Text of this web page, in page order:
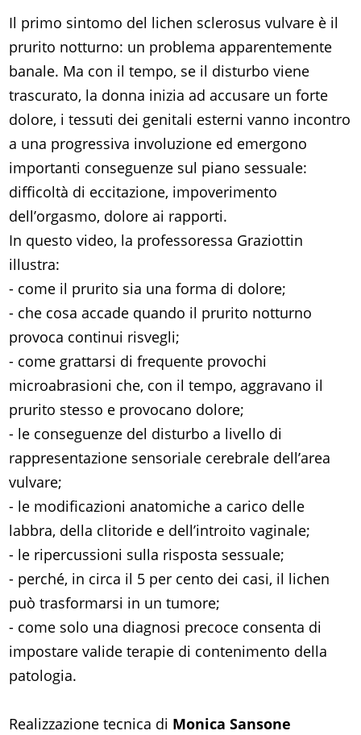
Il primo sintomo del lichen sclerosus vulvare è il
prurito notturno: un problema apparentemente
banale. Ma con il tempo, se il disturbo viene
trascurato, la donna inizia ad accusare un forte
dolore, i tessuti dei genitali esterni vanno incontro
a una progressiva involuzione ed emergono
importanti conseguenze sul piano sessuale:
difficoltà di eccitazione, impoverimento
dell’orgasmo, dolore ai rapporti.
In questo video, la professoressa Graziottin
illustra:
- come il prurito sia una forma di dolore;
- che cosa accade quando il prurito notturno
provoca continui risvegli;
- come grattarsi di frequente provochi
microabrasioni che, con il tempo, aggravano il
prurito stesso e provocano dolore;
- le conseguenze del disturbo a livello di
rappresentazione sensoriale cerebrale dell’area
vulvare;
- le modificazioni anatomiche a carico delle
labbra, della clitoride e dell’introito vaginale;
- le ripercussioni sulla risposta sessuale;
- perché, in circa il 5 per cento dei casi, il lichen
può trasformarsi in un tumore;
- come solo una diagnosi precoce consenta di
impostare valide terapie di contenimento della
patologia.
Realizzazione tecnica di Monica Sansone